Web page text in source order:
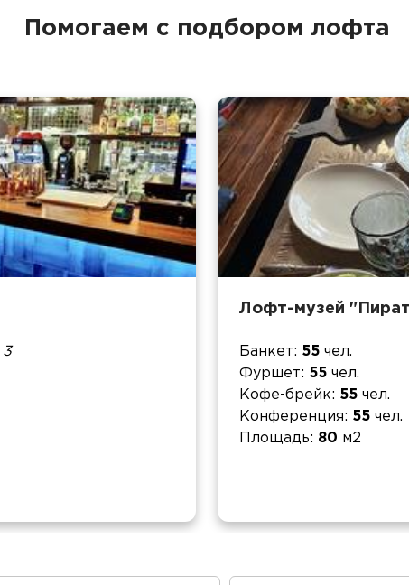
Помогаем с подбором лофта
3
Лофт-музей
Банкет 55 чел.
Фуршет
55 чел.
Кофе-брейк
55 чел.
Конференция
55 чел.
Площадь
80 м2